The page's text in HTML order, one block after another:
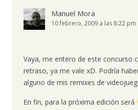
Manuel Mora
10 febrero, 2009 a las 8:22 pm
Vaya, me entero de este concurso
retraso, ya me vale xD. Podría
alguno de mis remixes de
En fin, para la próxima edición será